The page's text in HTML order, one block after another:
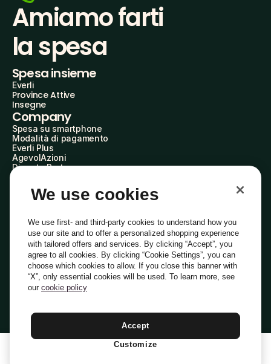
Amiamo farti
la spesa
Spesa insieme
Everli
Province Attive
Insegne
Company
Spesa su smartphone
Modalità di pagamento
Everli Plus
AgevolAzioni
Diventa Partner
Everli Shoppers
About Us
Everli News
Domande frequenti
Lavora con noi
Diventa Shopper
Investitori
PrivacyCookiePreferenze Cookie
Termini e CondizioniCodice Etico
Indirizzo PEC: everli@pec.it - indirizzo DPO: dpo@everli.com
Italiano
We use cookies
We use first- and third-party cookies to understand how you
use our site and to offer a personalized shopping experience
with tailored offers and services. By clicking “Accept”, you
agree to all cookies. By clicking “Cookie Settings”, you can
choose which cookies to allow. If you close this banner with
“X”, only essential cookies will be used. To learn more, see
our cookie policy
Accept
Customize